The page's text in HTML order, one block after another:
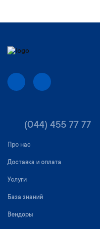
(044) 455 77 77
Про нас
Доставка и оплата
Услуги
База знаний
Вендоры